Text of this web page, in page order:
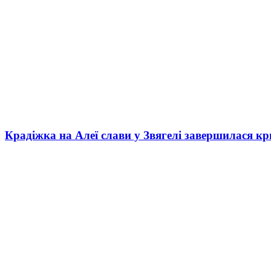
Крадіжка на Алеї слави у Звягелі завершилася